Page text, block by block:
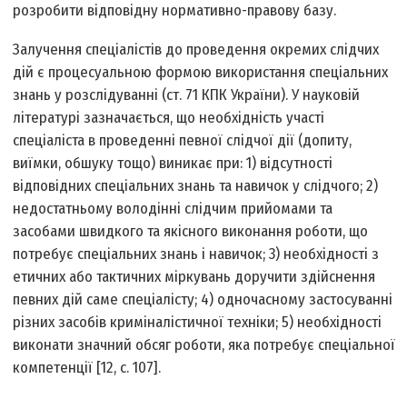
розробити відповідну нормативно-правову базу.
Залучення спеціалістів до проведення окремих слідчих
дій є процесуальною формою використання спеціальних
знань у розслідуванні (ст. 71 КПК України). У науковій
літературі зазначається, що необхідність участі
спеціаліста в проведенні певної слідчої дії (допиту,
виїмки, обшуку тощо) виникає при: 1) відсутності
відповідних спеціальних знань та навичок у слідчого; 2)
недостатньому володінні слідчим прийомами та
засобами швидкого та якісного виконання роботи, що
потребує спеціальних знань і навичок; 3) необхідності з
етичних або тактичних міркувань доручити здійснення
певних дій саме спеціалісту; 4) одночасному застосуванні
різних засобів криміналістичної техніки; 5) необхідності
виконати значний обсяг роботи, яка потребує спеціальної
компетенції [12, с. 107].